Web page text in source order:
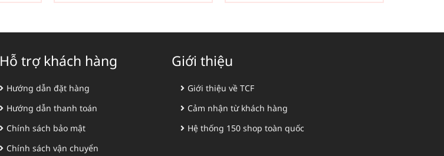
Hỗ trợ khách hàng
Hướng dẫn đặt hàng
Hướng dẫn thanh toán
Chính sách bảo mật
Chính sách vận chuyển
Giới thiệu
Giới thiệu về TCF
Cảm nhận từ khách hàng
Hệ thống 150 shop toàn quốc